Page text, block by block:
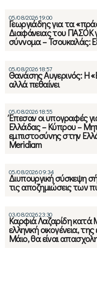
05/08/2026 19:00
Γεωργιάδης για τα
Διαφάνειας του ΠΑΣΟΚ
σύννομα – Τσουκαλάς:
05/08/2026 18:57
Θανάσης Αυγερινός: Η
αλλά πεθαίνει
05/08/2026 18:55
Έπεσαν οι υπογραφές
Ελλάδας – Κύπρου –
εμπιστοσύνης στην
Meridiam
05/08/2026 09:34
Διυπουργική σύσκεψη
τις αποζημιώσεις των
03/08/2026 23:30
Καρφιά Λαζαρίδη κατά
ελληνική οικογένεια,
Μάιο, θα είναι